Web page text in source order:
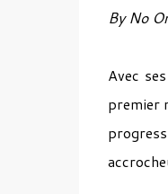
By No
Avec
premier